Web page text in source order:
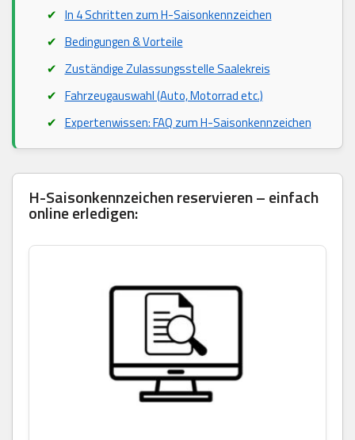
In 4 Schritten zum H-Saisonkennzeichen
Bedingungen & Vorteile
Zuständige Zulassungsstelle Saalekreis
Fahrzeugauswahl (Auto, Motorrad etc.)
Expertenwissen: FAQ zum H-Saisonkennzeichen
H-Saisonkennzeichen reservieren – einfach
online erledigen: